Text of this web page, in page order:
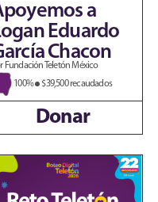
a
Eduardo
Chacon
Fundación Teletón México
100%
$39,500 recaudados
Donar